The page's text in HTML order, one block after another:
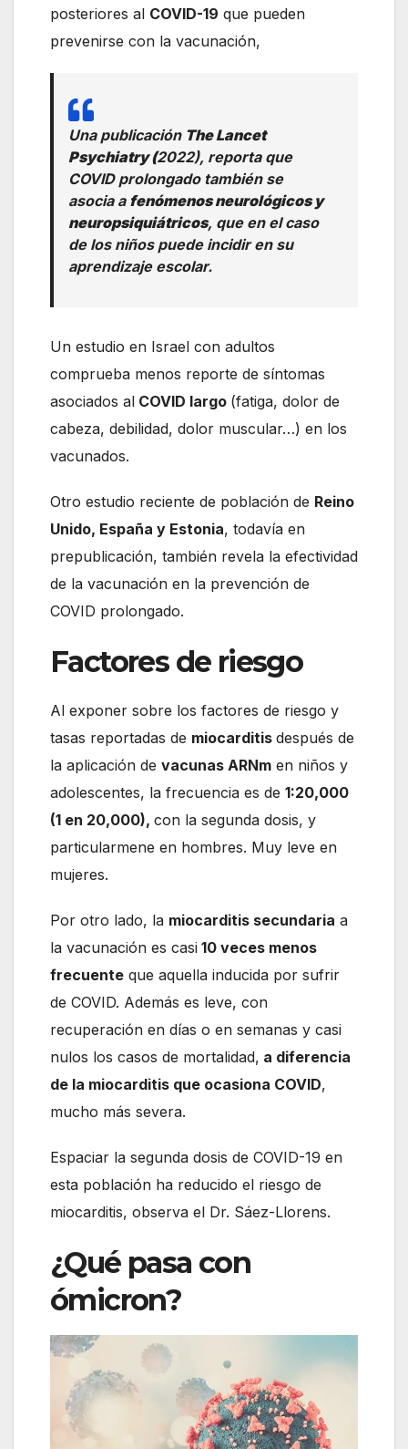
posteriores al COVID-19 que pueden
prevenirse con la vacunación,
Una publicación The Lancet
Psychiatry (2022), reporta que
COVID prolongado también se
asocia a fenómenos neurológicos y
neuropsiquiátricos, que en el caso
de los niños puede incidir en su
aprendizaje escolar.
Un estudio en Israel con adultos
comprueba menos reporte de síntomas
asociados al COVID largo (fatiga, dolor de
cabeza, debilidad, dolor muscular…) en los
vacunados.
Otro estudio reciente de población de Reino
Unido, España y Estonia, todavía en
prepublicación, también revela la efectividad
de la vacunación en la prevención de
COVID prolongado.
Factores de riesgo
Al exponer sobre los factores de riesgo y
tasas reportadas de miocarditis después de
la aplicación de vacunas ARNm en niños y
adolescentes, la frecuencia es de 1:20,000
(1 en 20,000), con la segunda dosis, y
particularmene en hombres. Muy leve en
mujeres.
Por otro lado, la miocarditis secundaria a
la vacunación es casi 10 veces menos
frecuente que aquella inducida por sufrir
de COVID. Además es leve, con
recuperación en días o en semanas y casi
nulos los casos de mortalidad, a diferencia
de la miocarditis que ocasiona COVID,
mucho más severa.
Espaciar la segunda dosis de COVID-19 en
esta población ha reducido el riesgo de
miocarditis, observa el Dr. Sáez-Llorens.
¿Qué pasa con
ómicron?